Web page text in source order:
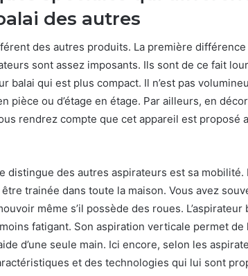
des autres
des autres produits. La première
sont assez imposants. Ils sont de ce fait
balai qui est plus compact. Il n’est pas
pièce ou d’étage en étage. Par ailleurs, en
rendrez compte que cet appareil est proposé
distingue des autres aspirateurs est sa
trainée dans toute la maison. Vous avez
même s’il possède des roues. L’aspirateur
fatigant. Son aspiration verticale permet
d’une seule main. Ici encore, selon les
et des technologies qui lui sont